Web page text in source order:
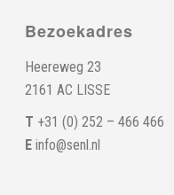
Bezoekadres
Heereweg 23
2161 AC LISSE
T +31 (0) 252 – 466 466
E info@senl.nl